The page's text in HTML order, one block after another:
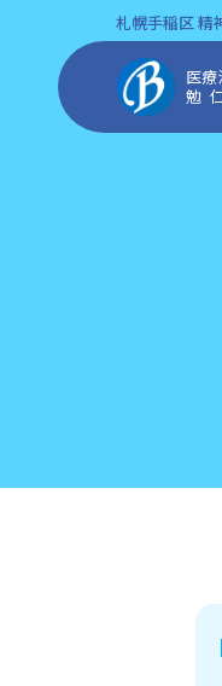
札幌手稲区 精
医療
勉